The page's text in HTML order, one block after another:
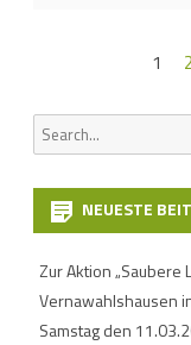
Beiträge
1
Search
for:
NEUESTE
Zur Aktion „Saubere
Vernawahlshausen
Samstag den